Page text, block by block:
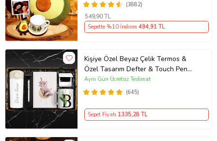
(3882)
549,90 TL
Sepette %10 İndirim 494,91 TL
Kişiye Özel Beyaz Çelik Termos &
Özel Tasarım Defter & Touch Pen
Kalem & Kişiye Özel Cep Aynası &
Kişiye Özel Kupa Hediye Seti
(645)
Aynı Gün Ücretsiz Teslimat
Sepet Fiyatı 1335,28 TL